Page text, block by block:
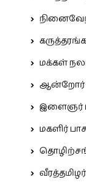
மக்கள்
ஆன்றோர்
இளைஞர்
மகளிர்